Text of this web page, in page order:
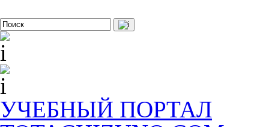
УЧЕБНЫЙ ПОРТАЛ